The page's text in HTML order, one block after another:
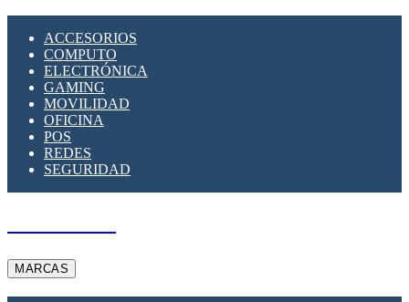
SUPRESOR DE TRANSIENTES SPDS PARA
APLICACIONES FOTOVOLTAICAS
ACCESORIOS
COMPUTO
ELECTRÓNICA
GAMING
MOVILIDAD
OFICINA
POS
REDES
SEGURIDAD
MARCAS